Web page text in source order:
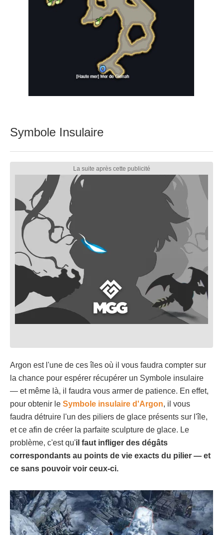
Symbole Insulaire
Argon est l'une de ces îles où il vous faudra compter sur
la chance pour espérer récupérer un Symbole insulaire
— et même là, il faudra vous armer de patience. En effet,
pour obtenir le Symbole insulaire d'Argon, il vous
faudra détruire l'un des piliers de glace présents sur l'île,
et ce afin de créer la parfaite sculpture de glace. Le
problème, c'est qu'il faut infliger des dégâts
correspondants au points de vie exacts du pilier — et
ce sans pouvoir voir ceux-ci.